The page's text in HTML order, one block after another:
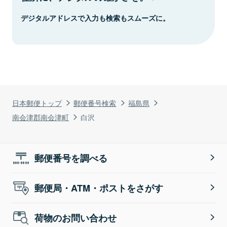
日本郵便トップ 郵便番号検索
福島県
南会津郡南会津町
白沢
デジタルアドレスで入力も検索もスムーズに。
郵便番号を調べる
郵便局・ATM・ポストをさがす
荷物のお問い合わせ